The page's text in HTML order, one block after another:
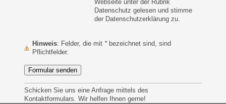
Webseite unter der Rubrik
Datenschutz gelesen und stimme
der Datenschutzerklärung zu.
Hinweis : Felder, die mit *bezeichnet sind, sind
Pflichtfelder.
Schicken Sie uns eine Anfrage mittels des
Kontaktformulars. Wir helfen Ihnen gerne!